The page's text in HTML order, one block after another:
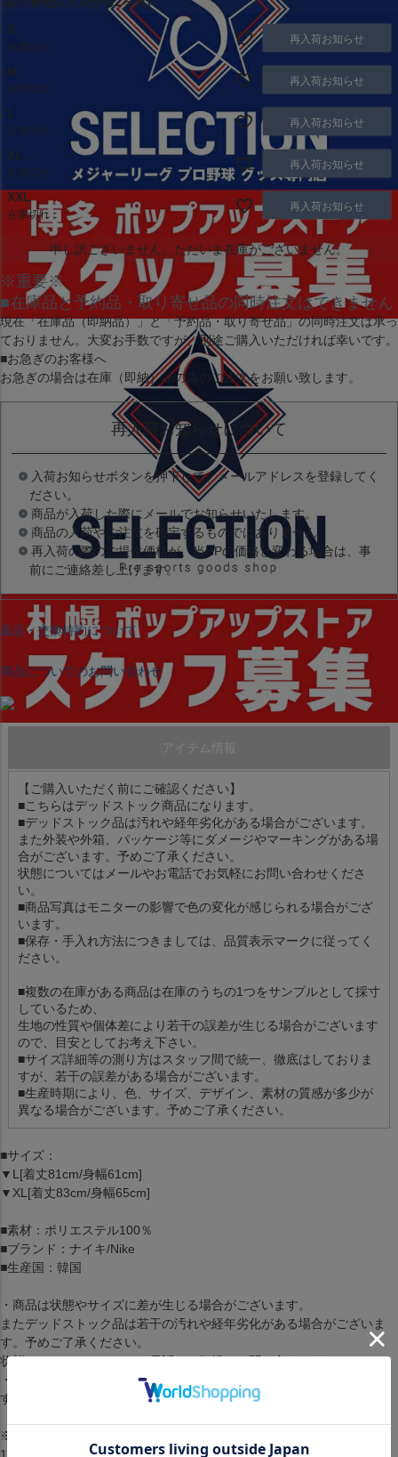
S
在庫切れ
再入荷お知らせ
M
在庫切れ
再入荷お知らせ
L
在庫切れ
再入荷お知らせ
XL
在庫切れ
再入荷お知らせ
XXL
在庫切れ
再入荷お知らせ
申し訳ございません。ただいま在庫がございません。
※重要※
■在庫品と予約品・取り寄せ品の同時注文はできません
現在「在庫品（即納品）」と「予約品・取り寄せ品」の同時注文は承っ
ておりません。大変お手数ですが、別途ご購入いただければ幸いです。
■お急ぎのお客様へ
お急ぎの場合は在庫（即納）品のみのご注文をお願い致します。
再入荷お知らせについて
入荷お知らせボタンを押下して、メールアドレスを登録してく
ださい。
商品が入荷した際にメールでお知らせいたします。
商品の入荷やご注文を確定するものではありません。
再入荷の際のご提供価格が、当HPの価格と変わる場合は、事
前にご連絡差し上げます。
返品・交換特約について
商品についてのお問い合わせ
アイテム情報
【ご購入いただく前にご確認ください】
■こちらはデッドストック商品になります。
■デッドストック品は汚れや経年劣化がある場合がございます。
また外装や外箱、パッケージ等にダメージやマーキングがある場
合がございます。予めご了承ください。
状態についてはメールやお電話でお気軽にお問い合わせくださ
い。
■商品写真はモニターの影響で色の変化が感じられる場合がござ
います。
■保存・手入れ方法につきましては、品質表示マークに従ってく
ださい。
■複数の在庫がある商品は在庫のうちの1つをサンプルとして採寸
しているため、
生地の性質や個体差により若干の誤差が生じる場合がございます
ので、目安としてお考え下さい。
■サイズ詳細等の測り方はスタッフ間で統一、徹底はしておりま
すが、若干の誤差がある場合がございます。
■生産時期により、色、サイズ、デザイン、素材の質感が多少が
異なる場合がございます。予めご了承ください。
■サイズ：
▼L[着丈81cm/身幅61cm]
▼XL[着丈83cm/身幅65cm]
■素材：ポリエステル100％
■ブランド：ナイキ/Nike
■生産国：韓国
・商品は状態やサイズに差が生じる場合がございます。
またデッドストック品は若干の汚れや経年劣化がある場合がございま
す。予めご了承ください。
状態についてはメールやお電話でお気軽にお問い合わせください。
・商品写真はモニターの影響で色の変化が感じられる場合がございま
す。
※取り寄せ注文規約※